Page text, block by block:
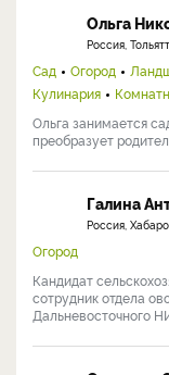
Ольга
Россия,
Сад Огород
Кулинария
Ольга занимается
преобразует
Галина
Россия,
Огород
Кандидат
сотрудник отдела
Дальневосточного